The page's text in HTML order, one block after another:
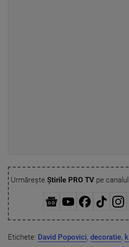
Urmărește Știrile PRO TVpe
Etichete: David Popovici, decoratie,